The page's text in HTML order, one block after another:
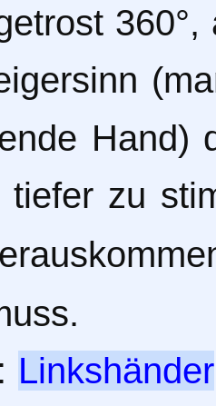
Hand)
tiefer zu
Linkshänder